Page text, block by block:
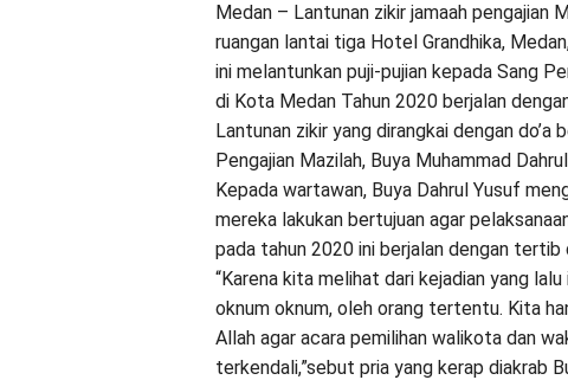
Medan – Lantunan zikir jamaah pengajian
ruangan lantai tiga Hotel Grandhika,
ini melantunkan puji-pujian kepada Sang
di Kota Medan Tahun 2020 berjalan
Lantunan zikir yang dirangkai dengan
Pengajian Mazilah, Buya Muhammad
Kepada wartawan, Buya Dahrul Yusuf
mereka lakukan bertujuan agar
pada tahun 2020 ini berjalan dengan tertib
“Karena kita melihat dari kejadian yang
oknum oknum, oleh orang tertentu. Kita
Allah agar acara pemilihan walikota dan
terkendali,”sebut pria yang kerap diakrab